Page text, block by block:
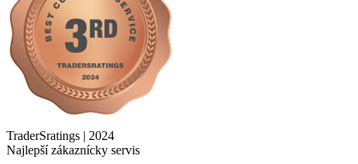
TraderSratings | 2024
Najlepší zákaznícky servis